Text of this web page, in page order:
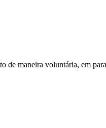
de maneira voluntária, em